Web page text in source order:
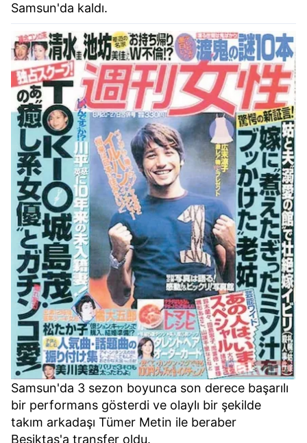
Samsun'da kaldı.
Samsun'da 3 sezon boyunca son derece başarılı
bir performans gösterdi ve olaylı bir şekilde
takım arkadaşı Tümer Metin ile beraber
Beşiktaş'a transfer oldu.